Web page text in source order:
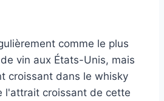
comme le plus
vin aux États-Unis, mais
croissant dans le whisky
l'attrait croissant de cette